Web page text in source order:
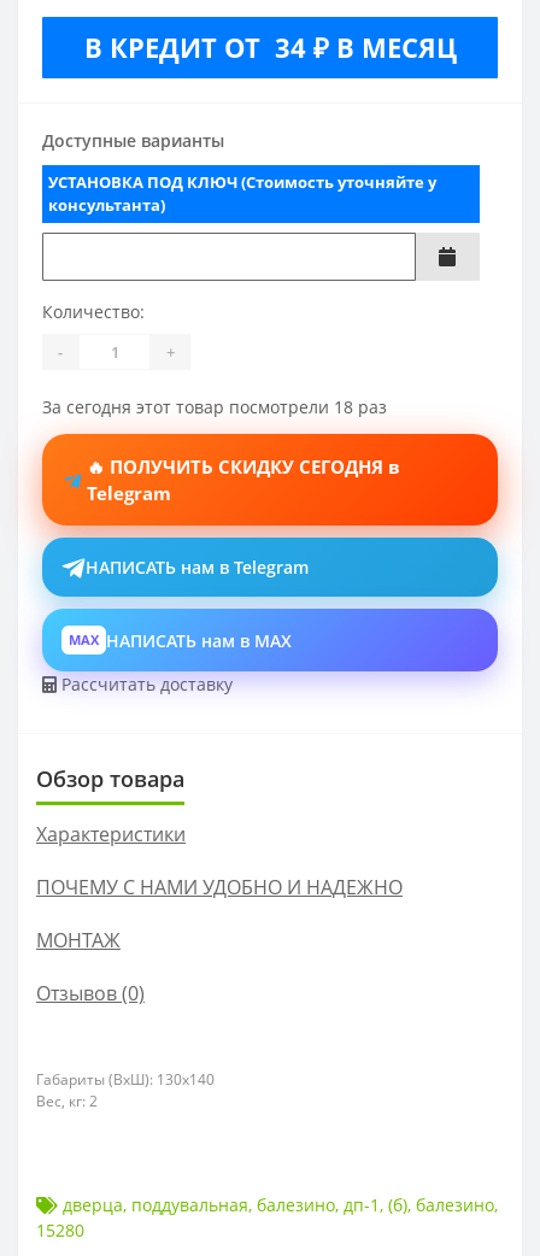
В КРЕДИТ ОТ 34 ₽ В МЕСЯЦ
Доступные варианты
УСТАНОВКА ПОД КЛЮЧ (Стоимость уточняйте у
консультанта)
Количество:
- +
За сегодня этот товар посмотрели 18 раз
🔥 ПОЛУЧИТЬ СКИДКУ СЕГОДНЯ в
Telegram
НАПИСАТЬ нам в Telegram
MAX НАПИСАТЬ нам в MAX
Рассчитать доставку
Обзор товара
Характеристики
ПОЧЕМУ С НАМИ УДОБНО И НАДЕЖНО
МОНТАЖ
Отзывов (0)
Габариты (ВхШ): 130х140
Вес, кг: 2
дверца, поддувальная, балезино, дп-1, (б), балезино,
15280